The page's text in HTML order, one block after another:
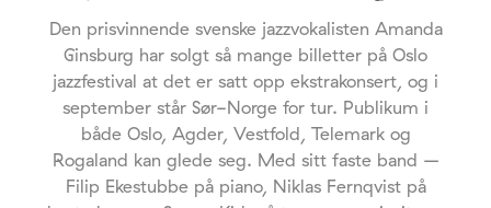
Den prisvinnende svenske jazzvokalisten Amanda
Ginsburg har solgt så mange billetter på Oslo
jazzfestival at det er satt opp ekstrakonsert, og i
september står Sør-Norge for tur. Publikum i
både Oslo, Agder, Vestfold, Telemark og
Rogaland kan glede seg. Med sitt faste band –
Filip Ekestubbe på piano, Niklas Fernqvist på